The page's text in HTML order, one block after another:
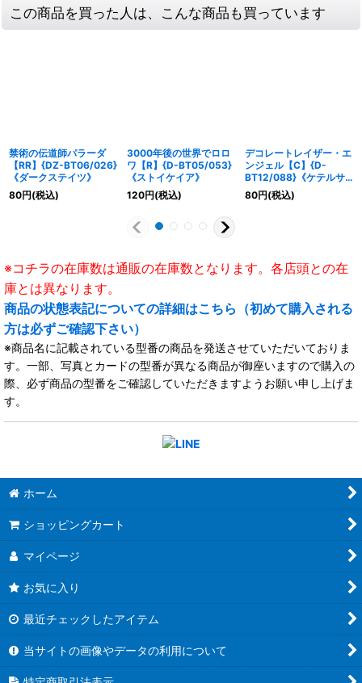
この商品を買った人は、こんな商品も買っています
禁術の伝道師パラーダ
【RR】{DZ-BT06/026}
《ダークステイツ》
80円(税込)
3000年後の世界でロロ
ワ【R】{D-BT05/053}
《ストイケイア》
120円(税込)
デコレートレイザー・エ
ンジェル【C】{D-
BT12/088}《ケテルサ
ンクチュアリ》
80円(税込)
※コチラの在庫数は通販の在庫数となります。各店頭との在
庫とは異なります。
商品の状態表記についての詳細はこちら（初めて購入される
方は必ずご確認下さい）
※商品名に記載されている型番の商品を発送させていただいておりま
す。一部、写真とカードの型番が異なる商品が御座いますので購入の
際、必ず商品の型番をご確認していただきますようお願い申し上げま
す。
ホーム
ショッピングカート
マイページ
お気に入り
最近チェックしたアイテム
当サイトの画像やデータの利用について